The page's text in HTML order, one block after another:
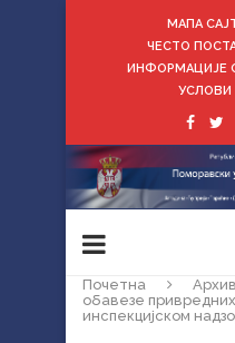
МАПА
ЧЕСТО
ИНФОРМАЦИЈЕ
Почетна
обавезе
инспекцијском